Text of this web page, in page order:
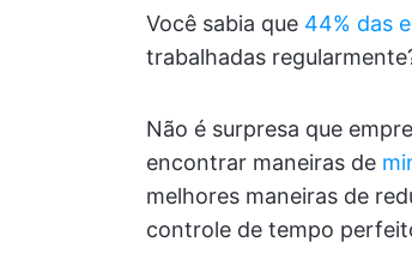
Você sabia que 44% das
trabalhadas
Não é surpresa que
encontrar maneiras de
melhores maneiras de
controle de tempo